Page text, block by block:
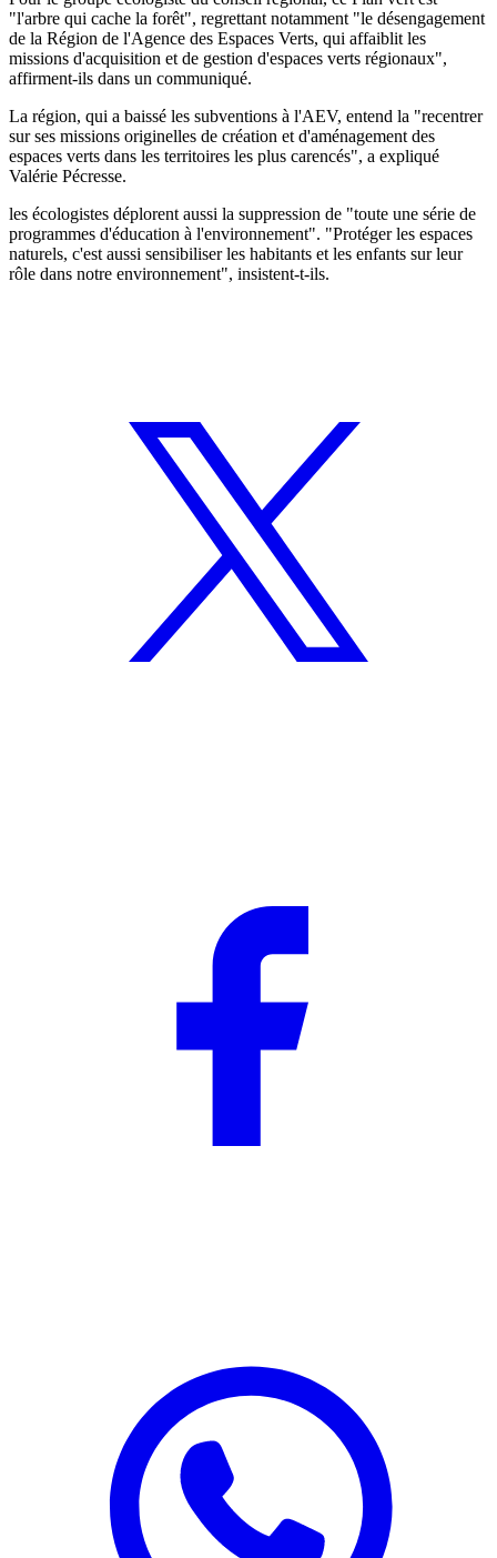
"l'arbre qui cache la forêt", regrettant notamment "le désengagement
de la Région de l'Agence des Espaces Verts, qui affaiblit les
missions d'acquisition et de gestion d'espaces verts régionaux",
affirment-ils dans un communiqué.
La région, qui a baissé les subventions à l'AEV, entend la "recentrer
sur ses missions originelles de création et d'aménagement des
espaces verts dans les territoires les plus carencés", a expliqué
Valérie Pécresse.
les écologistes déplorent aussi la suppression de "toute une série de
programmes d'éducation à l'environnement". "Protéger les espaces
naturels, c'est aussi sensibiliser les habitants et les enfants sur leur
rôle dans notre environnement", insistent-t-ils.